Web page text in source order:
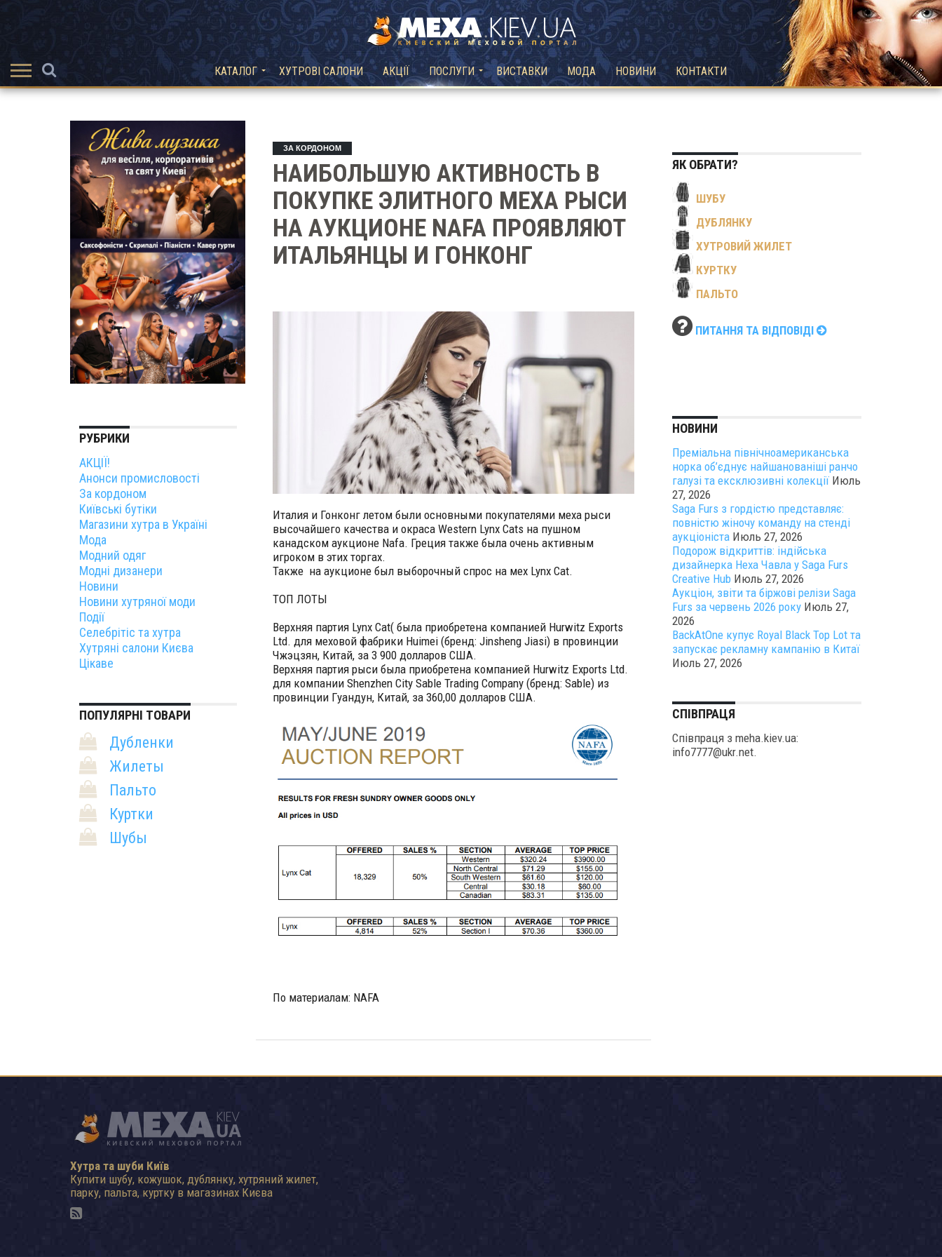
КАТАЛОГ ХУТРОВІ САЛОНИ АКЦІЇ ПОСЛУГИ ВИСТАВКИ МОДА НОВИНИ КОНТАКТИ
ЗА КОРДОНОМ
НАИБОЛЬШУЮ АКТИВНОСТЬ В
ПОКУПКЕ ЭЛИТНОГО МЕХА РЫСИ
НА АУКЦИОНЕ NAFA ПРОЯВЛЯЮТ
ИТАЛЬЯНЦЫ И ГОНКОНГ
Италия и Гонконг летом были основными покупателями меха рыси
высочайшего качества и окраса Western Lynx Cats на пушном
канадском аукционе Nafa. Греция также была очень активным
игроком в этих торгах.
Также на аукционе был выборочный спрос на мех Lynx Cat.
ТОП ЛОТЫ
Верхняя партия Lynx Cat( была приобретена компанией Hurwitz Exports
Ltd. для меховой фабрики Huimei (бренд: Jinsheng Jiasi) в провинции
Чжэцзян, Китай, за 3 900 долларов США.
Верхняя партия рыси была приобретена компанией Hurwitz Exports Ltd.
для компании Shenzhen City Sable Trading Company (бренд: Sable) из
провинции Гуандун, Китай, за 360,00 долларов США.
По материалам: NAFA
РУБРИКИ
АКЦІЇ!
Анонси промисловості
За кордоном
Київські бутіки
Магазини хутра в Україні
Мода
Модний одяг
Модні дизанери
Новини
Новини хутряної моди
Події
Селебрітіс та хутра
Хутряні салони Києва
Цікаве
ПОПУЛЯРНІ ТОВАРИ
Дубленки
Жилеты
Пальто
Куртки
Шубы
ЯК ОБРАТИ?
ШУБУ
ДУБЛЯНКУ
ХУТРОВИЙ ЖИЛЕТ
КУРТКУ
ПАЛЬТО
ПИТАННЯ ТА ВІДПОВІДІ
НОВИНИ
Преміальна північноамериканська
норка об’єднує найшанованіші ранчо
галузі та ексклюзивні колекції Июль
27, 2026
Saga Furs з гордістю представляє:
повністю жіночу команду на стенді
аукціоніста Июль 27, 2026
Подорож відкриттів: індійська
дизайнерка Неха Чавла у Saga Furs
Creative Hub Июль 27, 2026
Аукціон, звіти та біржові релізи Saga
Furs за червень 2026 року Июль 27,
2026
BackAtOne купує Royal Black Top Lot та
запускає рекламну кампанію в Китаї
Июль 27, 2026
СПІВПРАЦЯ
Співпраця з meha.kiev.ua:
info7777@ukr.net.
Хутра та шуби Київ
Купити шубу, кожушок, дублянку, хутряний жилет,
парку, пальта, куртку в магазинах Києва